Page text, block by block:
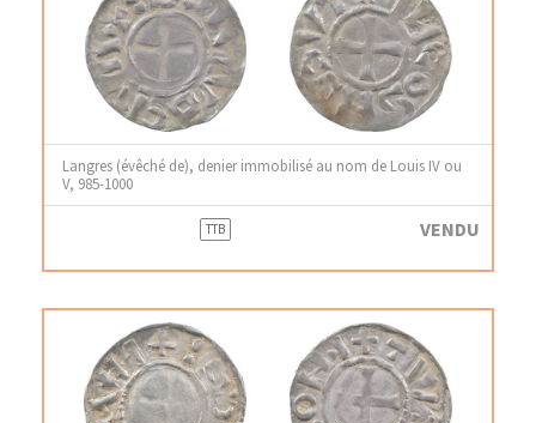
Langres (évêché de), denier immobilisé au nom de Louis IV ou
V, 985-1000
TTB VENDU